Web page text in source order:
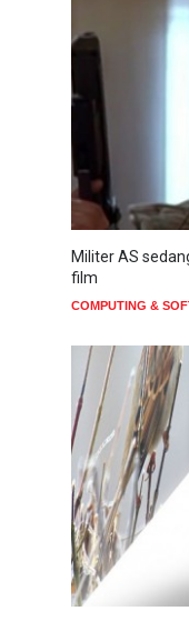
Militer AS
film
COMPUTING &